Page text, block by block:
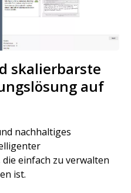
skalierbarste
auf
nachhaltiges
einfach zu verwalten
ist.